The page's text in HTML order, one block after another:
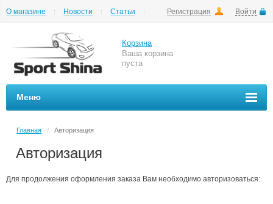
Регистрация Войти
О магазине Новости
Статьи
Корзина
Ваша корзина
пуста
Меню
Главная / Авторизация
Авторизация
Для продолжения оформления заказа Вам необходимо авторизоваться: